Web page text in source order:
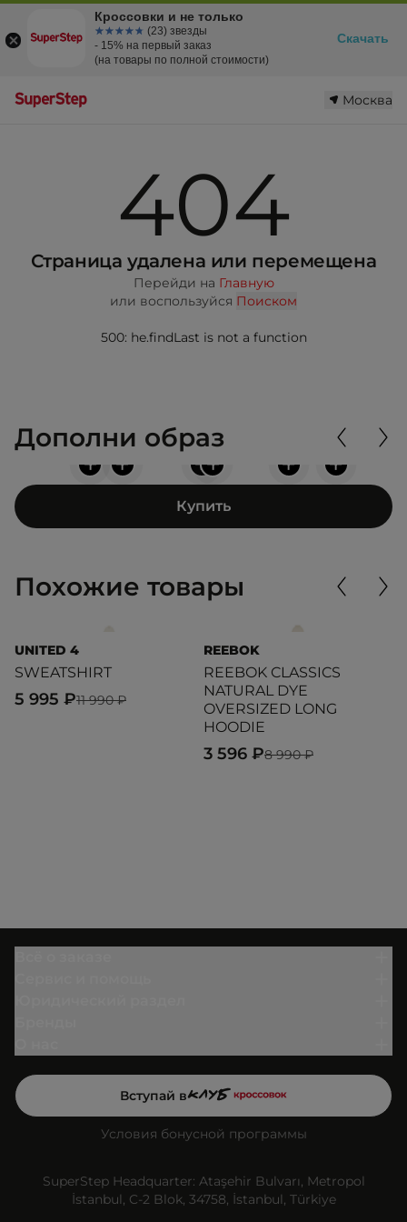
Москва
404
Страница удалена или перемещена
Перейди на Главную
или воспользуйся Поиском
500: he.findLast is not a function
Дополни образ
+
+
+ + +
+
Купить
Похожие товары
UNITED 4
SWEATSHIRT
11 990 ₽
5 995 ₽
REEBOK
REEBOK CLASSICS
NATURAL DYE
OVERSIZED LONG
HOODIE
8 990 ₽
3 596 ₽
Вступай в
Условия бонусной программы
SuperStep Headquarter: Ataşehir Bulvarı, Metropol
İstanbul, C-2 Blok, 34758, İstanbul, Türkiye
Кроссовки и не только
☆☆☆☆☆
★★★★★ (23) звезды
- 15% на первый заказ
(на товары по полной стоимости)
Скачать